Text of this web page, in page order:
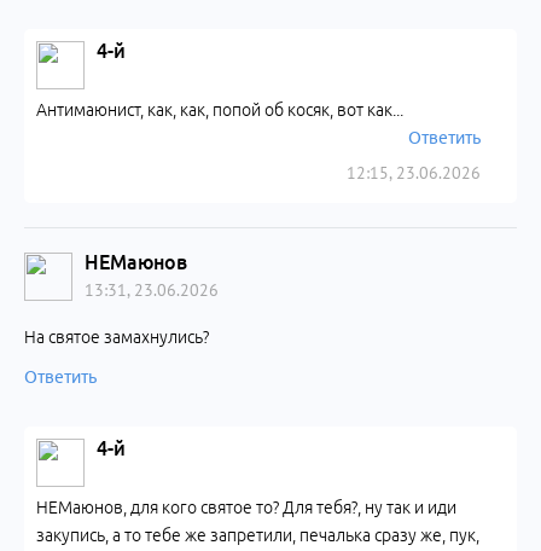
4-й
12:15, 23.06.2026
Антимаюнист, как, как, попой об косяк, вот как...
Ответить
НЕМаюнов
13:31, 23.06.2026
На святое замахнулись?
Ответить
4-й
НЕМаюнов, для кого святое то? Для тебя?, ну так и иди
закупись, а то тебе же запретили, печалька сразу же, пук,